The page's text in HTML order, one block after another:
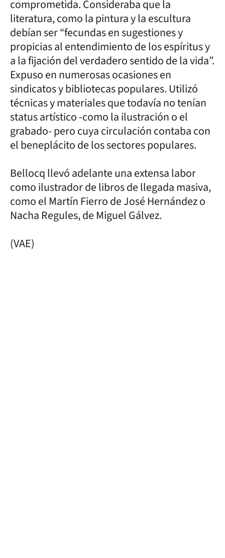
comprometida. Consideraba que la
literatura, como la pintura y la escultura
debían ser “fecundas en sugestiones y
propicias al entendimiento de los espíritus y
a la fijación del verdadero sentido de la vida”.
Expuso en numerosas ocasiones en
sindicatos y bibliotecas populares. Utilizó
técnicas y materiales que todavía no tenían
status artístico -como la ilustración o el
grabado- pero cuya circulación contaba con
el beneplácito de los sectores populares.
Bellocq llevó adelante una extensa labor
como ilustrador de libros de llegada masiva,
como el Martín Fierro de José Hernández o
Nacha Regules, de Miguel Gálvez.
(VAE)